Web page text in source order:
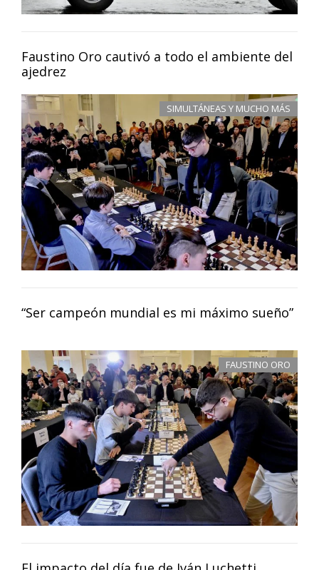
Faustino Oro cautivó a todo el ambiente del
ajedrez
SIMULTÁNEAS Y MUCHO MÁS
“Ser campeón mundial es mi máximo sueño”
FAUSTINO ORO